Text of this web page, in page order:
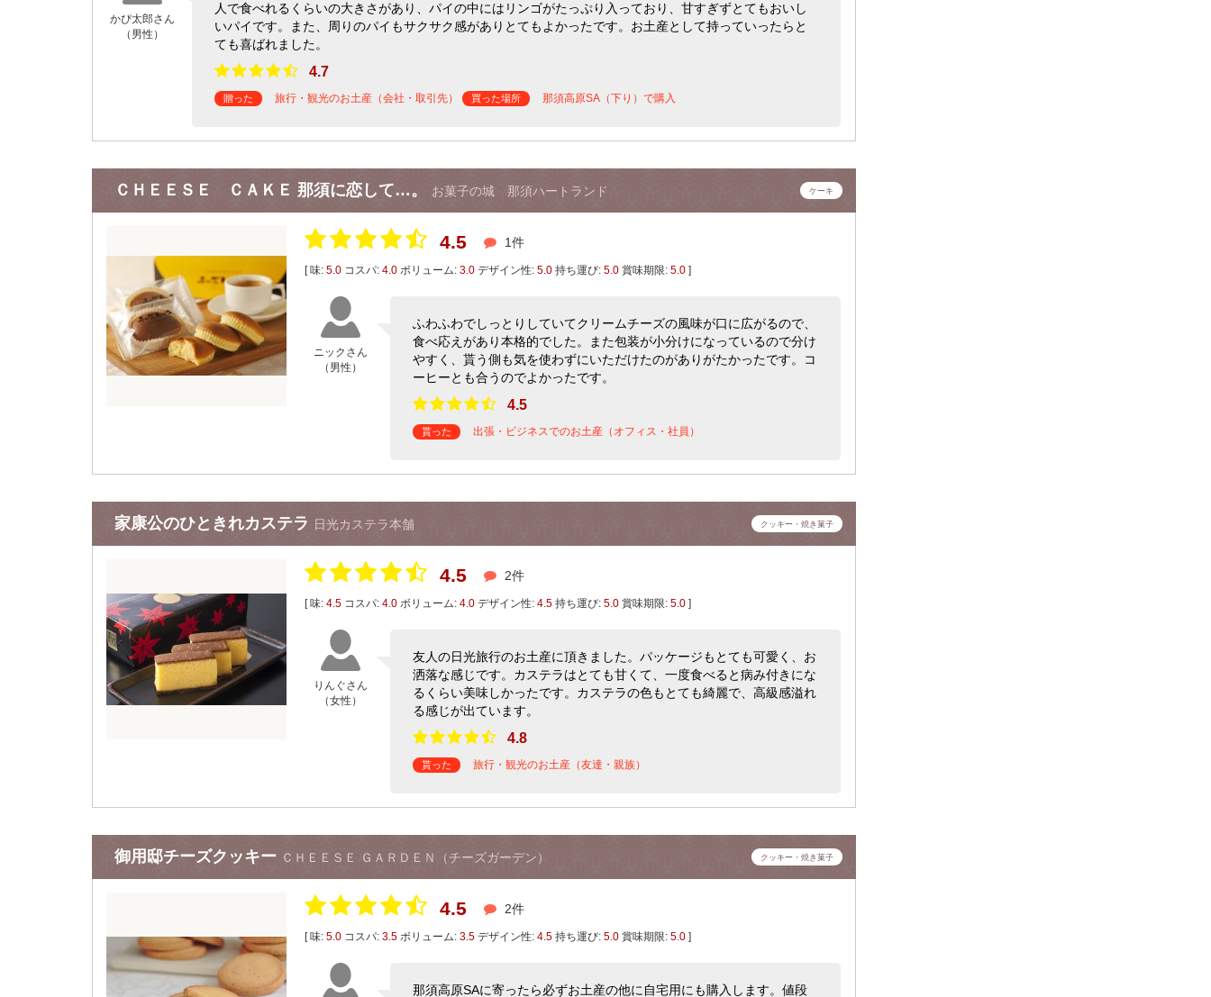
かぴ太郎さん
（男性）
人で食べれるくらいの大きさがあり、パイの中にはリンゴがたっぷり入っており、甘すぎずとてもおいし
いパイです。また、周りのパイもサクサク感がありとてもよかったです。お土産として持っていったらと
ても喜ばれました。
4.7
贈った 旅行・観光のお土産（会社・取引先） 買った場所 那須高原SA（下り）で購入
ＣＨＥＥＳＥ ＣＡＫＥ 那須に恋して…。 お菓子の城 那須ハートランド ケーキ
4.5 1件
[ 味: 5.0 コスパ: 4.0 ボリューム: 3.0 デザイン性: 5.0 持ち運び: 5.0 賞味期限: 5.0 ]
ニックさん
（男性）
ふわふわでしっとりしていてクリームチーズの風味が口に広がるので、
食べ応えがあり本格的でした。また包装が小分けになっているので分け
やすく、貰う側も気を使わずにいただけたのがありがたかったです。コ
ーヒーとも合うのでよかったです。
4.5
貰った 出張・ビジネスでのお土産（オフィス・社員）
家康公のひときれカステラ 日光カステラ本舗 クッキー・焼き菓子
4.5 2件
[ 味: 4.5 コスパ: 4.0 ボリューム: 4.0 デザイン性: 4.5 持ち運び: 5.0 賞味期限: 5.0 ]
りんぐさん
（女性）
友人の日光旅行のお土産に頂きました。パッケージもとても可愛く、お
洒落な感じです。カステラはとても甘くて、一度食べると病み付きにな
るくらい美味しかったです。カステラの色もとても綺麗で、高級感溢れ
る感じが出ています。
4.8
貰った 旅行・観光のお土産（友達・親族）
御用邸チーズクッキー ＣＨＥＥＳＥ ＧＡＲＤＥＮ（チーズガーデン） クッキー・焼き菓子
4.5 2件
[ 味: 5.0 コスパ: 3.5 ボリューム: 3.5 デザイン性: 4.5 持ち運び: 5.0 賞味期限: 5.0 ]
那須高原SAに寄ったら必ずお土産の他に自宅用にも購入します。値段